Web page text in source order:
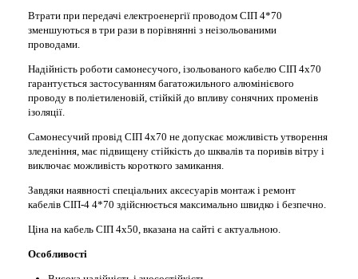
Втрати при передачі електроенергії проводом СІП 4*70
зменшуються в три рази в порівнянні з неізольованими
проводами.
Надійність роботи самонесучого, ізольованого кабелю СІП 4х70
гарантується застосуванням багатожильного алюмінієвого
проводу в поліетиленовій, стійкій до впливу сонячних променів
ізоляції.
Самонесучий провід СІП 4х70 не допускає можливість утворення
зледеніння, має підвищену стійкість до шквалів та поривів вітру і
виключає можливість короткого замикання.
Завдяки наявності спеціальних аксесуарів монтаж і ремонт
кабелів СІП-4 4*70 здійснюється максимально швидко і безпечно.
Ціна на кабель СІП 4х50, вказана на сайті є актуальною.
Особливості